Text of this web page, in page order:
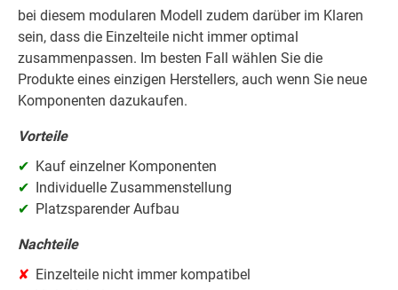
bei diesem modularen Modell zudem darüber im Klaren
sein, dass die Einzelteile nicht immer optimal
zusammenpassen. Im besten Fall wählen Sie die
Produkte eines einzigen Herstellers, auch wenn Sie neue
Komponenten dazukaufen.
Vorteile
Kauf einzelner Komponenten
Individuelle Zusammenstellung
Platzsparender Aufbau
Nachteile
Einzelteile nicht immer kompatibel